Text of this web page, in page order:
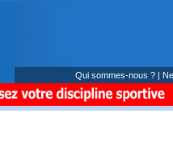
Qui sommes-nous ? |